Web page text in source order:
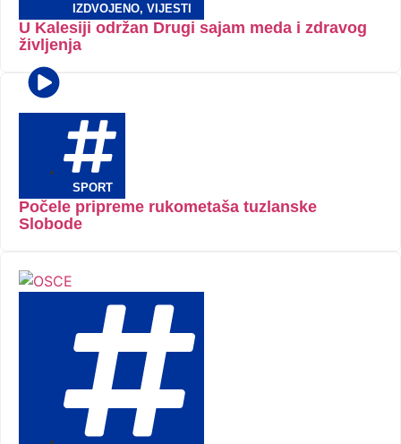
IZDVOJENO, VIJESTI
U Kalesiji održan Drugi sajam meda i zdravog
življenja
SPORT
Počele pripreme rukometaša tuzlanske
Slobode